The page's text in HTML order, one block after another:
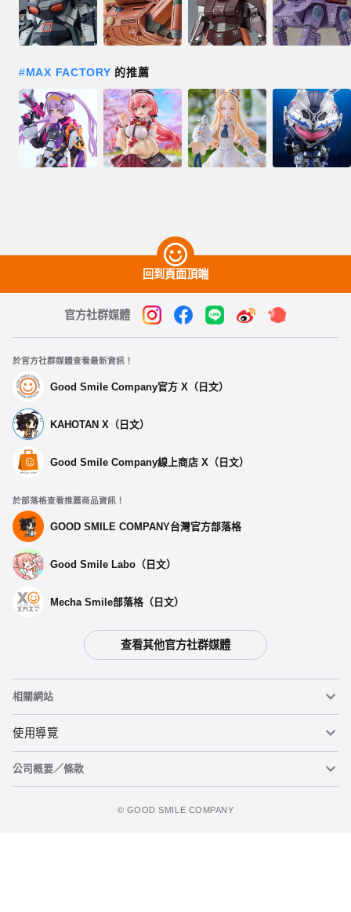
【再販】 COMBAT ARMORS MAX16 1/72 Scale Abitate
預購期間：2024年07月18日~至 (JST)2024年08月28日
2025年01月發售・每人限購3個
COMBAT ARMORS MAX16 1/72 Scale Abitate T10B
Blockhead 強化型背包裝置形態 -預定於 2019年10月發售
預購期間：2019年04月25日~至 (JST)2019年05月29日
#MAX FACTORY 的推薦
回到頁面頂端
官方社群媒體
於官方社群媒體查看最新資訊！
Good Smile Company官方 X（日文）
KAHOTAN X（日文）
Good Smile Company線上商店 X（日文）
於部落格查看推薦商品資訊！
GOOD SMILE COMPANY台灣官方部落格
Good Smile Labo（日文）
Mecha Smile部落格（日文）
查看其他官方社群媒體
相關網站
黏土人
黏土人臉部製造機（英文）
使用導覽
重要公告
公司概要／條款
©️ GOOD SMILE COMPANY